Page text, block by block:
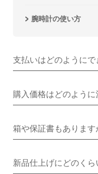
腕時計の使い方
支払いはどのようにで
購入価格はどのように
箱や保証書もあります
新品仕上げにどのく